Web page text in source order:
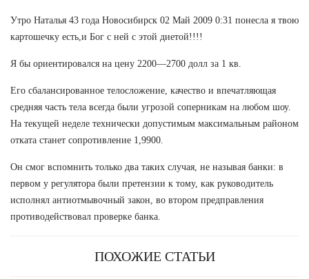
Утро Наталья 43 года Новосибирск 02 Май 2009 0:31 понесла я твою
картошечку есть,и Бог с ней с этой диетой!!!!
Я бы ориентировался на цену 2200—2700 долл за 1 кв.
Его сбалансированное телосложение, качество и впечатляющая
средняя часть тела всегда были угрозой соперникам на любом шоу.
На текущей неделе технически допустимым максимальным районом
отката станет сопротивление 1,9900.
Он смог вспомнить только два таких случая, не называя банки: в
первом у регулятора были претензии к тому, как руководитель
исполнял антиотмывочный закон, во втором предправления
противодействовал проверке банка.
ПОХОЖИЕ СТАТЬИ